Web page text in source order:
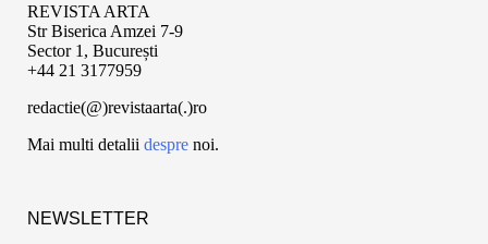
REVISTA ARTA
Str Biserica Amzei 7-9
Sector 1, București
+44 21 3177959
redactie(@)revistaarta(.)ro
Mai multi detalii despre noi.
NEWSLETTER